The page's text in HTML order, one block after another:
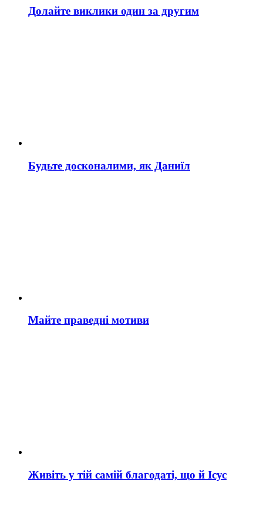
Долайте виклики один за другим
Будьте досконалими, як Даниїл
Майте праведні мотиви
Живіть у тій самій благодаті, що й Ісус